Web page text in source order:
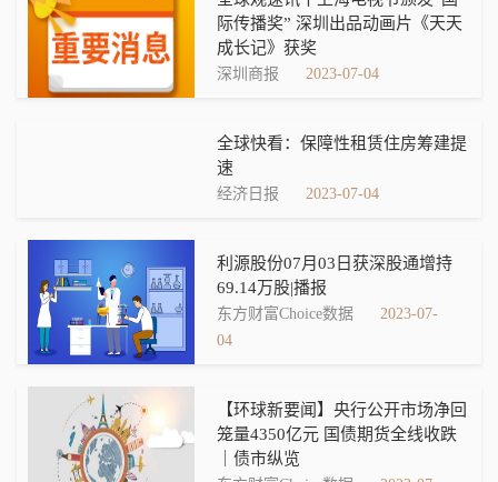
际传播奖” 深圳出品动画片《天天
成长记》获奖
深圳商报 2023-07-04
全球快看：保障性租赁住房筹建提
速
经济日报 2023-07-04
利源股份07月03日获深股通增持
69.14万股|播报
东方财富Choice数据
2023-07-
04
【环球新要闻】央行公开市场净回
笼量4350亿元 国债期货全线收跌
｜债市纵览